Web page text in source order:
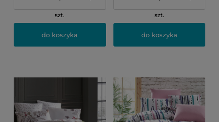
szt.
do koszyka
szt.
do koszyka